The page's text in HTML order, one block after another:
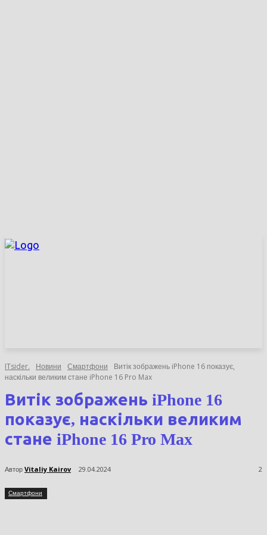
ITsider. Новини Смартфони
Витік зображень iPhone 16 показує,
наскільки великим стане iPhone 16 Pro Max
Витік зображень iPhone 16
показує, наскільки великим
стане iPhone 16 Pro Max
Автор Vitaliy Kairov 29.04.2024 2
Смартфони